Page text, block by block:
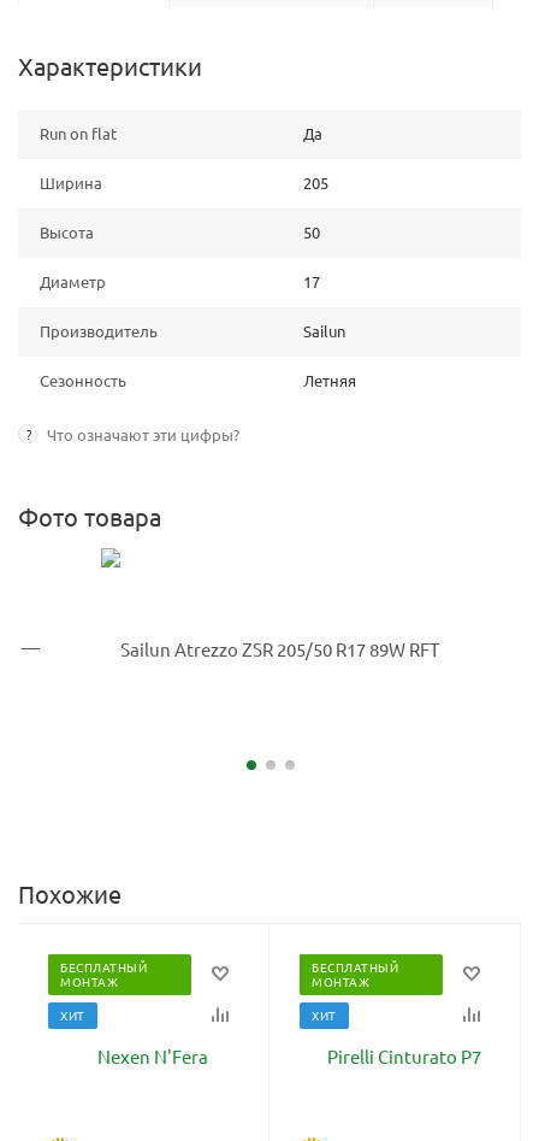
Характеристики
Run on flat Да
Ширина 205
Высота 50
Диаметр 17
Производитель Sailun
Сезонность Летняя
? Что означают эти цифры?
Фото товара
Похожие
БЕСПЛАТНЫЙ
МОНТАЖ
ХИТ
БЕСПЛАТНЫЙ
МОНТАЖ
ХИТ